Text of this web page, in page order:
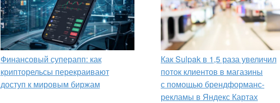
Финансовый суперапп: как
крипторельсы перекраивают
доступ к мировым биржам
Как Sulpak в 1,5 раза увеличил
поток клиентов в магазины
с помощью брендформанс-
рекламы в Яндекс Картах